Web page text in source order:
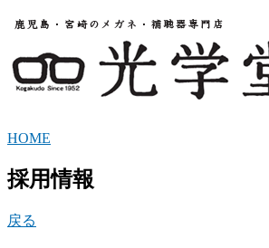
HOME
採用情報
戻る